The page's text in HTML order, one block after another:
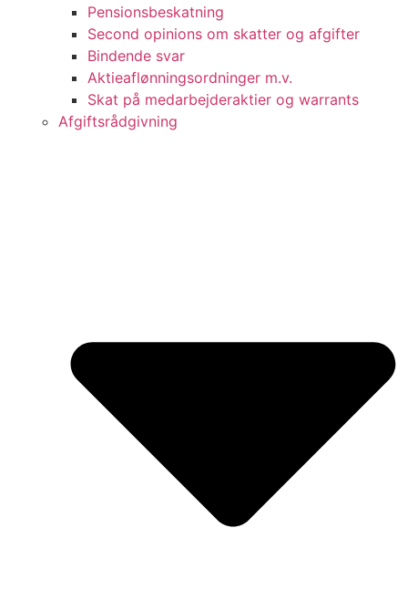
Pensionsbeskatning
Second opinions om skatter og afgifter
Bindende svar
Aktieaflønningsordninger m.v.
Skat på medarbejderaktier og warrants
Afgiftsrådgivning